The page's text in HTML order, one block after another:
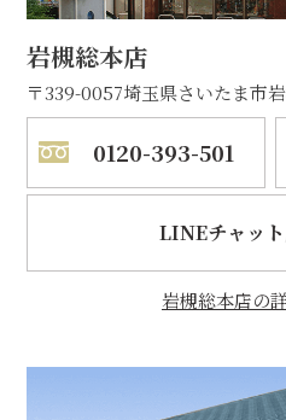
岩槻総本店
〒339-0057埼玉県さいたま市
0120-393-501
LINEチャッ
岩槻総本店の